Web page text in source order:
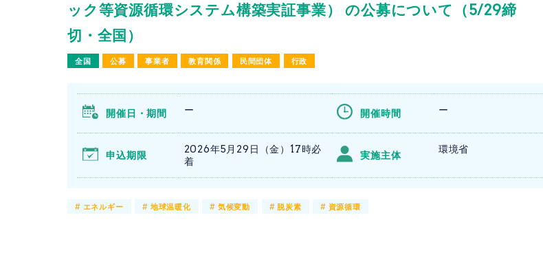
ック等資源循環システム構築実証事業） の公募について（5/29締
切・全国）
全国 公募 事業者 教育関係 民間団体 行政
開催日・期間 ー 開催時間 ー
申込期限
2026年5月29日（金）17時必
着
実施主体 環境省
# エネルギー # 地球温暖化 # 気候変動 # 脱炭素 # 資源循環